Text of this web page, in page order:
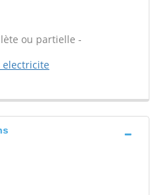
ou partielle -
electricite